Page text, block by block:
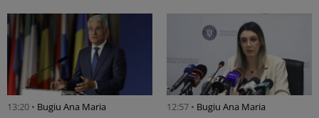
13:20 • Bugiu ⁠Ana Maria 12:57 • Bugiu ⁠Ana Maria